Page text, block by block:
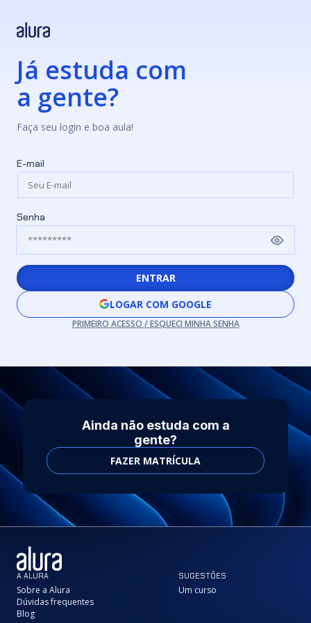
Já estuda com
a gente?
Faça seu login e boa aula!
E-mail
Senha
ENTRAR
LOGAR COM GOOGLE
PRIMEIRO ACESSO / ESQUECI MINHA SENHA
Ainda não estuda com a
gente?
FAZER MATRÍCULA
A ALURA
Sobre a Alura
Dúvidas frequentes
Blog
SUGESTÕES
Um curso